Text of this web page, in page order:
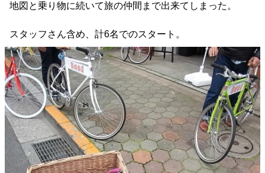
地図と乗り物に続いて旅の仲間まで出来てしまった。
スタッフさん含め、計6名でのスタート。